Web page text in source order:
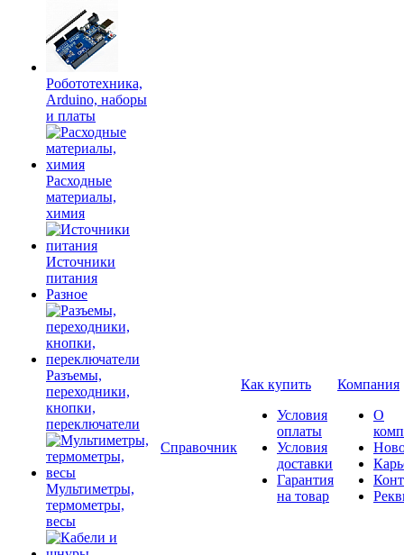
Робототехника,
Arduino, наборы
и платы
Расходные
материалы,
химия
Источники
питания
Разное
Разъемы,
переходники,
кнопки,
переключатели
Мультиметры,
термометры,
весы
Справочник
Как купить
Условия
оплаты
Условия
доставки
Гарантия
на товар
Компания
О